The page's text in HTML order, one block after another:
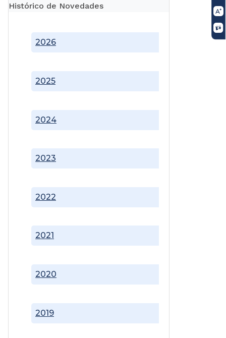
Histórico de Novedades
2019
2020
2021
2022
2023
2024
2025
2026